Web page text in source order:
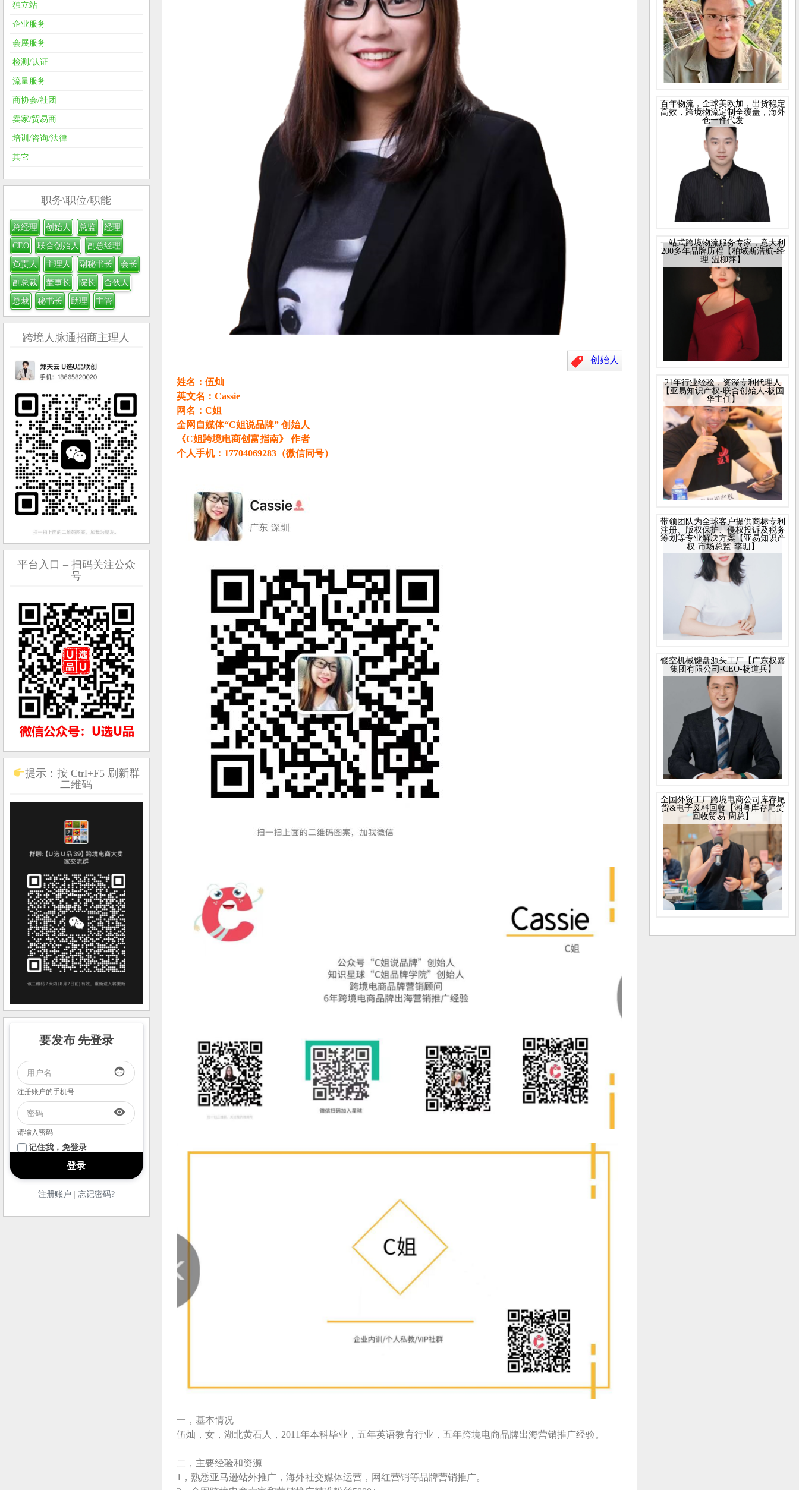
创始人
姓名：伍灿
英文名：Cassie
网名：C姐
全网自媒体“C姐说品牌” 创始人
《C姐跨境电商创富指南》 作者
个人手机：17704069283（微信同号）
一，基本情况
伍灿，女，湖北黄石人，2011年本科毕业，五年英语教育行业，五年跨境电商品牌出海营销推广经验。
二，主要经验和资源
1，熟悉亚马逊站外推广，海外社交媒体运营，网红营销等品牌营销推广。
独立站
企业服务
会展服务
检测/认证
流量服务
商协会/社团
卖家/贸易商
培训/咨询/法律
其它
职务\职位/职能
总经理 创始人 总监 经理
CEO 联合创始人 副总经理
负责人 主理人 副秘书长 会长
副总裁 董事长 院长 合伙人
总裁 秘书长 助理 主管
跨境人脉通招商主理人
平台入口 – 扫码关注公众
号
提示：按 Ctrl+F5 刷新群
二维码
要发布 先登录
face
注册账户的手机号
visibility
请输入密码
记住我，免登录
注册账户 忘记密码?
百年物流，全球美欧加，出货稳定
高效，跨境物流定制全覆盖，海外
仓一件代发
一站式跨境物流服务专家，意大利
200多年品牌历程【柏域斯浩航-经
理-温柳萍】
21年行业经验，资深专利代理人
【亚易知识产权-联合创始人-杨国
华主任】
带领团队为全球客户提供商标专利
注册、版权保护、侵权投诉及税务
筹划等专业解决方案【亚易知识产
权-市场总监-李珊】
镂空机械键盘源头工厂【广东权嘉
集团有限公司-CEO-杨道兵】
全国外贸工厂跨境电商公司库存尾
货&电子废料回收【湘粤库存尾货
回收贸易-周总】